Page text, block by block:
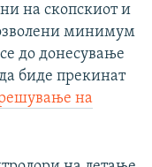
на скопскиот и
минимум
до донесување
биде прекинат
на